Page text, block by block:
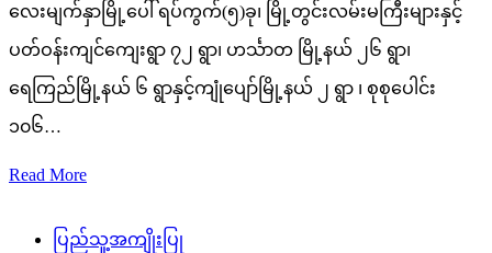
လေးမျက်နှာမြို့ပေါ် ရပ်ကွက်(၅)ခု၊ မြို့တွင်းလမ်းမကြီးများနှင့်
ပတ်ဝန်းကျင်ကျေးရွာ ၇၂ ရွာ၊ ဟင်္သာတ မြို့နယ် ၂၆ ရွာ၊
ရေကြည်မြို့နယ် ၆ ရွာနှင့်ကျုံပျော်မြို့နယ် ၂ ရွာ ၊ စုစုပေါင်း
၁၀၆…
Read More
ပြည်သူ့အကျိုးပြု